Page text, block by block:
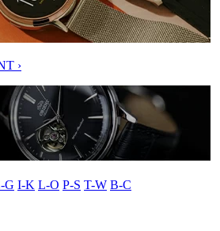
›
G I-K L-O P-S T-W В-С